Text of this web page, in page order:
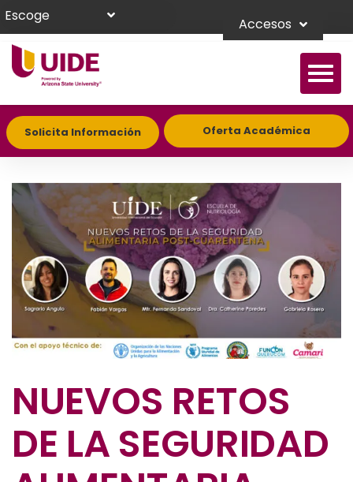
Escoge Accesos
Solicita Información Oferta Académica
NUEVOS RETOS
DE LA SEGURIDAD